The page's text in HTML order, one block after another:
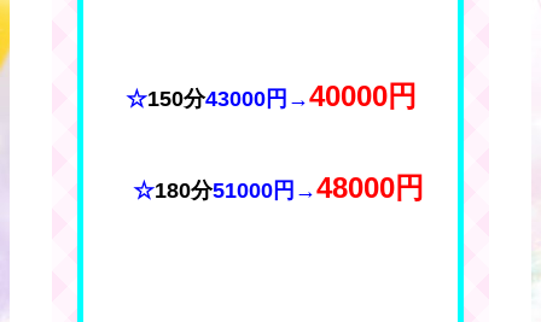
☆150分43000円 →40000円
☆180分51000円 →48000円